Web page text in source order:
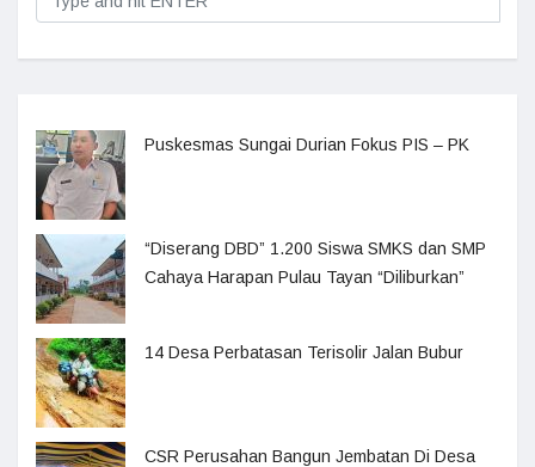
Puskesmas Sungai Durian Fokus PIS – PK
“Diserang DBD” 1.200 Siswa SMKS dan SMP
Cahaya Harapan Pulau Tayan “Diliburkan”
14 Desa Perbatasan Terisolir Jalan Bubur
CSR Perusahan Bangun Jembatan Di Desa